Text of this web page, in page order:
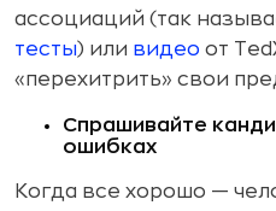
ассоциаций (так
тесты) или видео от
«перехитрить» свои
Спрашивайте
ошибках
Когда все хорошо —